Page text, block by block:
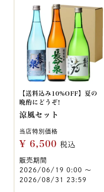
【送料込み10%OFF】夏の
晩酌にどうぞ!
涼風セット
当店特別価格
¥ 6,500 税込
販売期間
2026/06/19 0:00 〜
2026/08/31 23:59